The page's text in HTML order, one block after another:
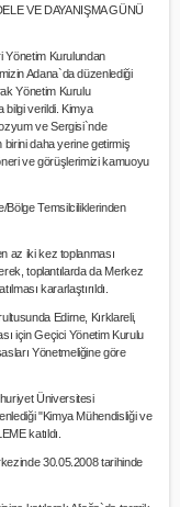
VE DAYANIŞMA GÜNÜ
Yönetim Kurulundan
Adana`da düzenlediği
Yönetim Kurulu
bilgi verildi. Kimya
ve Sergisi`nde
birini daha yerine getirmiş
ve görüşlerimizi kamuoyu
Bölge Temsilciliklerinden
az iki kez toplanması
toplantılarda da Merkez
kararlaştırıldı.
Edirne, Kırklareli,
için Geçici Yönetim Kurulu
Yönetmeliğine göre
Üniversitesi
"Kimya Mühendisliği ve
katıldı.
30.05.2008 tarihinde